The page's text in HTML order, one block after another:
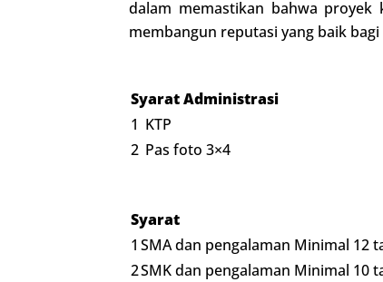
dalam memastikan bahwa
membangun reputasi yang baik
Syarat Administrasi
1 KTP
2 Pas foto 3×4
Syarat
1 SMA dan pengalaman Minimal 12
2SMK dan pengalaman Minimal 10